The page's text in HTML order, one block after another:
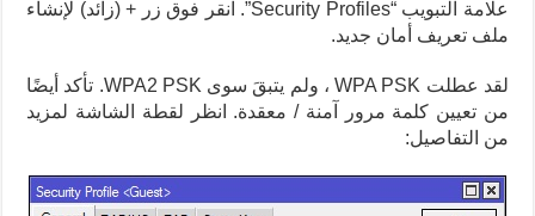
علامة التبويب “Security Profiles”. انقر فوق زر + (زائد) لإنشاء
ملف تعريف أمان جديد.
لقد عطلت WPA PSK ، ولم يتبقَ سوى WPA2 PSK. تأكد أيضًا
من تعيين كلمة مرور آمنة / معقدة. انظر لقطة الشاشة لمزيد
من التفاصيل: